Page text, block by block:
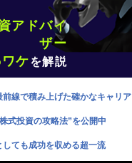
アドバイ
ザー
ワケを解説
前線で積み上げた確かなキャリア
式投資の攻略法”を公開中
しても成功を収める超一流